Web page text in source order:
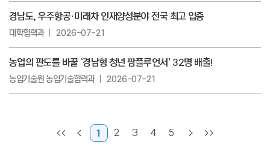
경남도, 우주항공·미래차 인재양성분야 전국 최고 입증
대학협력과 2026-07-21
농업의 판도를 바꿀 ‘경남형 청년 팜플루언서’ 32명 배출!
농업기술원 농업기술협력과 2026-07-21
1 2 3 4 5